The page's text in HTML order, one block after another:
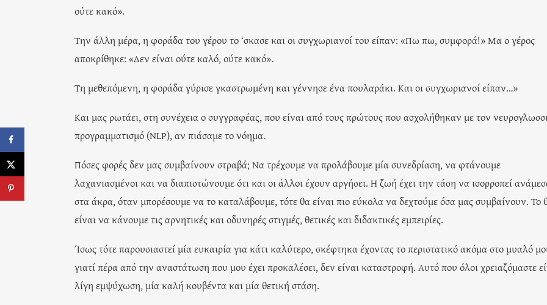
ούτε κακό».
Την άλλη μέρα, η φοράδα του γέρου το ‘σκασε και οι συγχωριανοί του είπαν: «Πω πω, συμφορά!» Μα ο γέρος
αποκρίθηκε: «Δεν είναι ούτε καλό, ούτε κακό».
Τη μεθεπόμενη, η φοράδα γύρισε γκαστρωμένη και γέννησε ένα πουλαράκι. Και οι συγχωριανοί είπαν…»
Και μας ρωτάει, στη συνέχεια ο συγγραφέας, που είναι από τους πρώτους που ασχολήθηκαν με τον
προγραμματισμό (NLP), αν πιάσαμε το νόημα.
Πόσες φορές δεν μας συμβαίνουν στραβά; Να τρέχουμε να προλάβουμε μία συνεδρίαση, να φτάνουμε
λαχανιασμένοι και να διαπιστώνουμε ότι και οι άλλοι έχουν αργήσει. Η ζωή έχει την τάση να ισορροπεί
στα άκρα, όταν μπορέσουμε να το καταλάβουμε, τότε θα είναι πιο εύκολα να δεχτούμε όσα μας συμβαίνουν. Το
είναι να κάνουμε τις αρνητικές και οδυνηρές στιγμές, θετικές και διδακτικές εμπειρίες.
Ίσως τότε παρουσιαστεί μία ευκαιρία για κάτι καλύτερο, σκέφτηκα έχοντας το περιστατικό ακόμα στο μυαλό
γιατί πέρα από την αναστάτωση που μου έχει προκαλέσει, δεν είναι καταστροφή. Αυτό που όλοι χρειαζόμαστε
λίγη εμψύχωση, μία καλή κουβέντα και μία θετική στάση.